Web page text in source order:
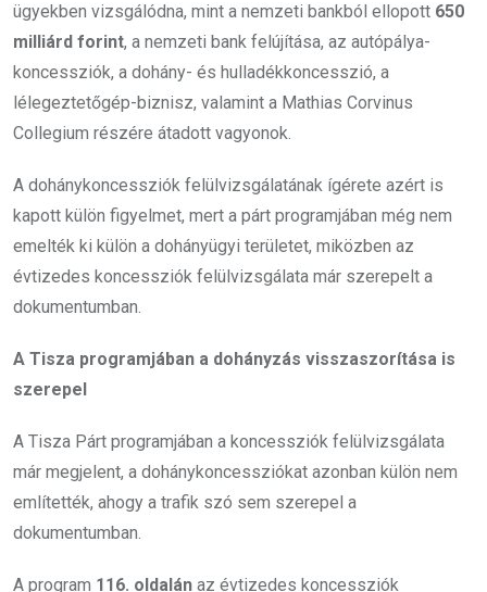
ügyekben vizsgálódna, mint a nemzeti bankból ellopott 650
milliárd forint, a nemzeti bank felújítása, az autópálya-
koncessziók, a dohány- és hulladékkoncesszió, a
lélegeztetőgép-biznisz, valamint a Mathias Corvinus
Collegium részére átadott vagyonok.
A dohánykoncessziók felülvizsgálatának ígérete azért is
kapott külön figyelmet, mert a párt programjában még nem
emelték ki külön a dohányügyi területet, miközben az
évtizedes koncessziók felülvizsgálata már szerepelt a
dokumentumban.
A Tisza programjában a dohányzás visszaszorítása is
szerepel
A Tisza Párt programjában a koncessziók felülvizsgálata
már megjelent, a dohánykoncessziókat azonban külön nem
említették, ahogy a trafik szó sem szerepel a
dokumentumban.
A program 116. oldalán az évtizedes koncessziók